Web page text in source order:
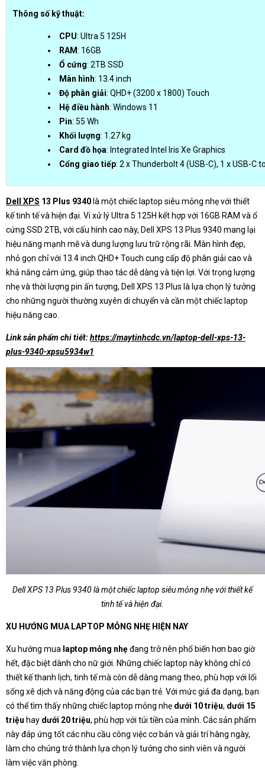
Thông số kỹ thuật:
CPU: Ultra 5 125H
RAM: 16GB
Ổ cứng: 2TB SSD
Màn hình: 13.4 inch
Độ phân giải: QHD+ (3200 x 1800) Touch
Hệ điều hành: Windows 11
Pin: 55 Wh
Khối lượng: 1.27 kg
Card đồ họa: Integrated Intel Iris Xe Graphics
Cổng giao tiếp: 2 x Thunderbolt 4 (USB-C), 1 x USB-C
Dell XPS 13 Plus 9340 là một chiếc laptop siêu mỏng nhẹ với thiết
kế tinh tế và hiện đại. Vi xử lý Ultra 5 125H kết hợp với 16GB RAM và ổ
cứng SSD 2TB, với cấu hình cao này, Dell XPS 13 Plus 9340 mang lại
hiệu năng mạnh mẽ và dung lượng lưu trữ rộng rãi. Màn hình đẹp,
nhỏ gọn chỉ với 13.4 inch QHD+ Touch cung cấp độ phân giải cao và
khả năng cảm ứng, giúp thao tác dễ dàng và tiện lợi. Với trọng lượng
nhẹ và thời lượng pin ấn tượng, Dell XPS 13 Plus là lựa chọn lý tưởng
cho những người thường xuyên di chuyển và cần một chiếc laptop
hiệu năng cao.
Link sản phẩm chi tiết:https://maytinhcdc.vn/laptop-dell-xps-13-
plus-9340-xpsu5934w1
Dell XPS 13 Plus 9340 là một chiếc laptop siêu mỏng nhẹ với thiết kế
tinh tế và hiện đại.
XU HƯỚNG MUA LAPTOP MỎNG NHẸ HIỆN NAY
Xu hướng mua laptop mỏng nhẹđang trở nên phổ biến hơn bao giờ
hết, đặc biệt dành cho nữ giới. Những chiếc laptop này không chỉ có
thiết kế thanh lịch, tinh tế mà còn dễ dàng mang theo, phù hợp với lối
sống xê dịch và năng động của các bạn trẻ. Với mức giá đa dạng, bạn
có thể tìm thấy những chiếc laptop mỏng nhẹ dưới 10 triệu, dưới 15
triệu hay dưới 20 triệu, phù hợp với túi tiền của mình. Các sản phẩm
này đáp ứng tốt các nhu cầu công việc cơ bản và giải trí hàng ngày,
làm cho chúng trở thành lựa chọn lý tưởng cho sinh viên và người
làm việc văn phòng.